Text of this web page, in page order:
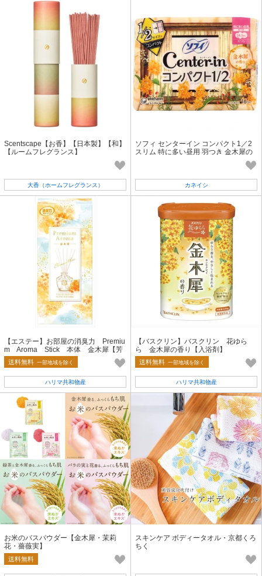
Scentscape【お香】【日本製】【和】
【ルームフレグランス】
大香（ホームフレグランス）
ソフィ センターイン コンパクト1／2
スリム 特に多い昼用 羽つき 金木犀の
カネイシ
【エステー】お部屋の消臭力 Premiu
m Aroma Stick 本体 金木犀【芳
香剤・部屋用】
送料無料 一部地域を除く
ハリマ共和物産
【バスクリン】バスクリン 花ゆら
ら 金木犀の香り【入浴剤】
送料無料 一部地域を除く
ハリマ共和物産
お米のバスパウダー【金木犀・茉莉
花・薔薇実】
送料無料
スキンケア ボディータオル・京都くろ
ちく